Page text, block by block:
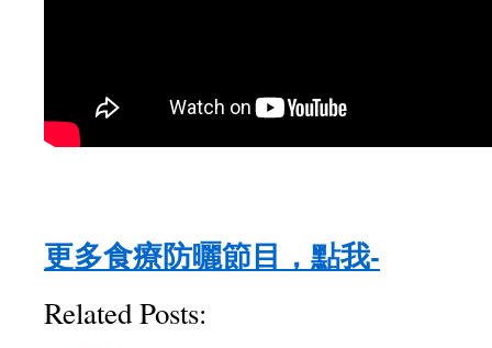
更多食療防曬節目，點我-
Related Posts: